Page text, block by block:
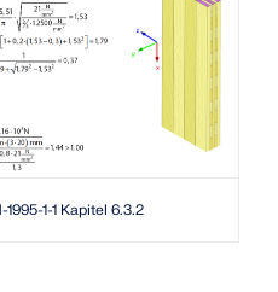
1-1 Kapitel 6.3.2